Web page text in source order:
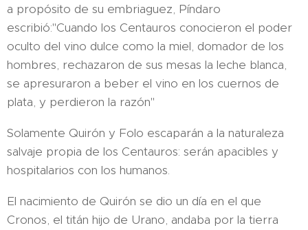
a propósito de su embriaguez, Píndaro
escribió:"Cuando los Centauros conocieron el poder
oculto del vino dulce como la miel, domador de los
hombres, rechazaron de sus mesas la leche blanca,
se apresuraron a beber el vino en los cuernos de
plata, y perdieron la razón"
Solamente Quirón y Folo escaparán a la naturaleza
salvaje propia de los Centauros: serán apacibles y
hospitalarios con los humanos.
El nacimiento de Quirón se dio un día en el que
Cronos, el titán hijo de Urano, andaba por la tierra